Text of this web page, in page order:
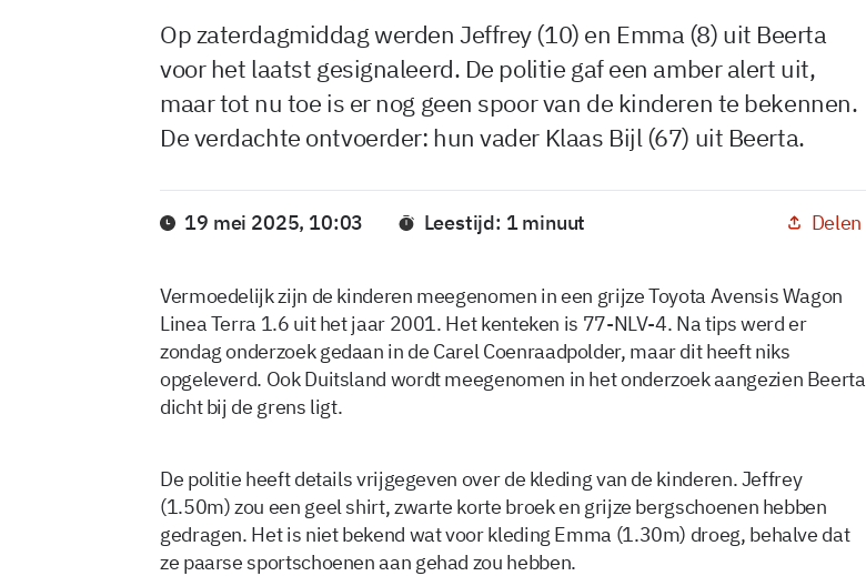
Op zaterdagmiddag werden Jeffrey (10) en Emma (8) uit Beerta
voor het laatst gesignaleerd. De politie gaf een amber alert uit,
maar tot nu toe is er nog geen spoor van de kinderen te bekennen.
De verdachte ontvoerder: hun vader Klaas Bijl (67) uit Beerta.
19 mei 2025, 10:03 Leestijd: 1 minuut Delen
Vermoedelijk zijn de kinderen meegenomen in een grijze Toyota Avensis Wagon
Linea Terra 1.6 uit het jaar 2001. Het kenteken is 77-NLV-4. Na tips werd er
zondag onderzoek gedaan in de Carel Coenraadpolder, maar dit heeft niks
opgeleverd. Ook Duitsland wordt meegenomen in het onderzoek aangezien Beerta
dicht bij de grens ligt.
De politie heeft details vrijgegeven over de kleding van de kinderen. Jeffrey
(1.50m) zou een geel shirt, zwarte korte broek en grijze bergschoenen hebben
gedragen. Het is niet bekend wat voor kleding Emma (1.30m) droeg, behalve dat
ze paarse sportschoenen aan gehad zou hebben.